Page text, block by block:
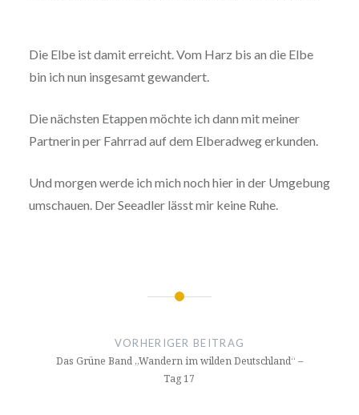
Die Elbe ist damit erreicht. Vom Harz bis an die Elbe
bin ich nun insgesamt gewandert.
Die nächsten Etappen möchte ich dann mit meiner
Partnerin per Fahrrad auf dem Elberadweg erkunden.
Und morgen werde ich mich noch hier in der Umgebung
umschauen. Der Seeadler lässt mir keine Ruhe.
Beitragsnavigation
VORHERIGER BEITRAG
Das Grüne Band „Wandern im wilden Deutschland“ –
Tag 17